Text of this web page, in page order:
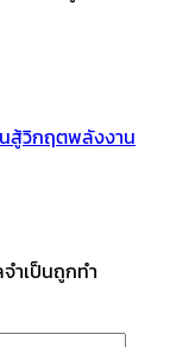
นสู้วิกฤตพลังงาน
ำเป็นถูกทำ